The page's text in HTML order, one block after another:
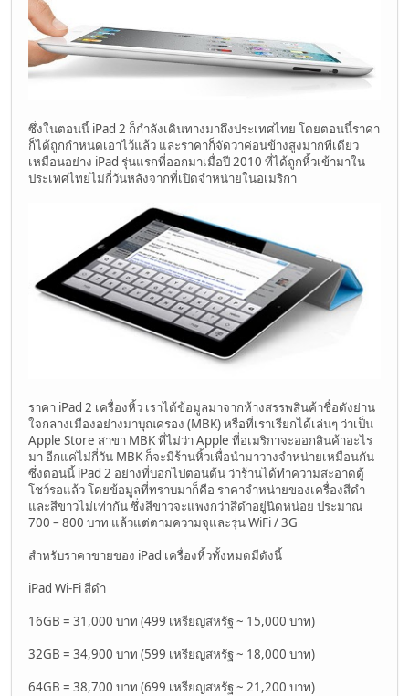
ซึ่งในตอนนี้ iPad 2 ก็กำลังเดินทางมาถึงประเทศไทย โดยตอนนี้ราคา
ก็ได้ถูกกำหนดเอาไว้แล้ว และราคาก็จัดว่าค่อนข้างสูงมากทีเดียว
เหมือนอย่าง iPad รุ่นแรกที่ออกมาเมื่อปี 2010 ที่ได้ถูกหิ้วเข้ามาใน
ประเทศไทยไม่กี่วันหลังจากที่เปิดจำหน่ายในอเมริกา
ราคา iPad 2 เครื่องหิ้ว เราได้ข้อมูลมาจากห้างสรรพสินค้าชื่อดังย่าน
ใจกลางเมืองอย่างมาบุณครอง (MBK) หรือที่เราเรียกได้เล่นๆ ว่าเป็น
Apple Store สาขา MBK ที่ไม่ว่า Apple ที่อเมริกาจะออกสินค้าอะไร
มา อีกแค่ไม่กี่วัน MBK ก็จะมีร้านหิ้วเพื่อนำมาวางจำหน่ายเหมือนกัน
ซึ่งตอนนี้ iPad 2 อย่างที่บอกไปตอนต้น ว่าร้านได้ทำความสะอาดตู้
โชว์รอแล้ว โดยข้อมูลที่ทราบมาก็คือ ราคาจำหน่ายของเครื่องสีดำ
และสีขาวไม่เท่ากัน ซึ่งสีขาวจะแพงกว่าสีดำอยู่นิดหน่อย ประมาณ
700 – 800 บาท แล้วแต่ตามความจุและรุ่น WiFi / 3G
สำหรับราคาขายของ iPad เครื่องหิ้วทั้งหมดมีดังนี้
iPad Wi-Fi สีดำ
16GB = 31,000 บาท (499 เหรียญสหรัฐ ~ 15,000 บาท)
32GB = 34,900 บาท (599 เหรียญสหรัฐ ~ 18,000 บาท)
64GB = 38,700 บาท (699 เหรียญสหรัฐ ~ 21,200 บาท)